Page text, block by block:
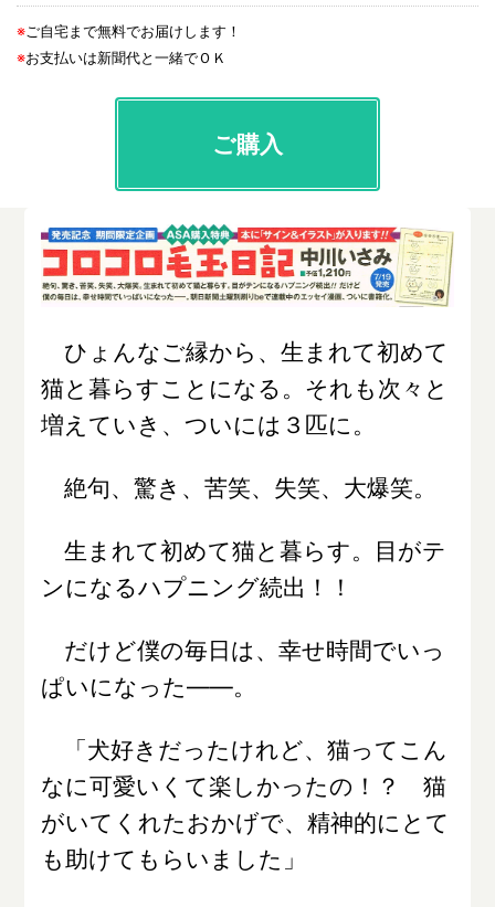
※ご自宅まで無料でお届けします！
※お支払いは新聞代と一緒でＯＫ
ご購入
ひょんなご縁から、生まれて初めて
猫と暮らすことになる。それも次々と
増えていき、ついには３匹に。
絶句、驚き、苦笑、失笑、大爆笑。
生まれて初めて猫と暮らす。目がテ
ンになるハプニング続出！！
だけど僕の毎日は、幸せ時間でいっ
ぱいになった――。
「犬好きだったけれど、猫ってこん
なに可愛いくて楽しかったの！？ 猫
がいてくれたおかげで、精神的にとて
も助けてもらいました」